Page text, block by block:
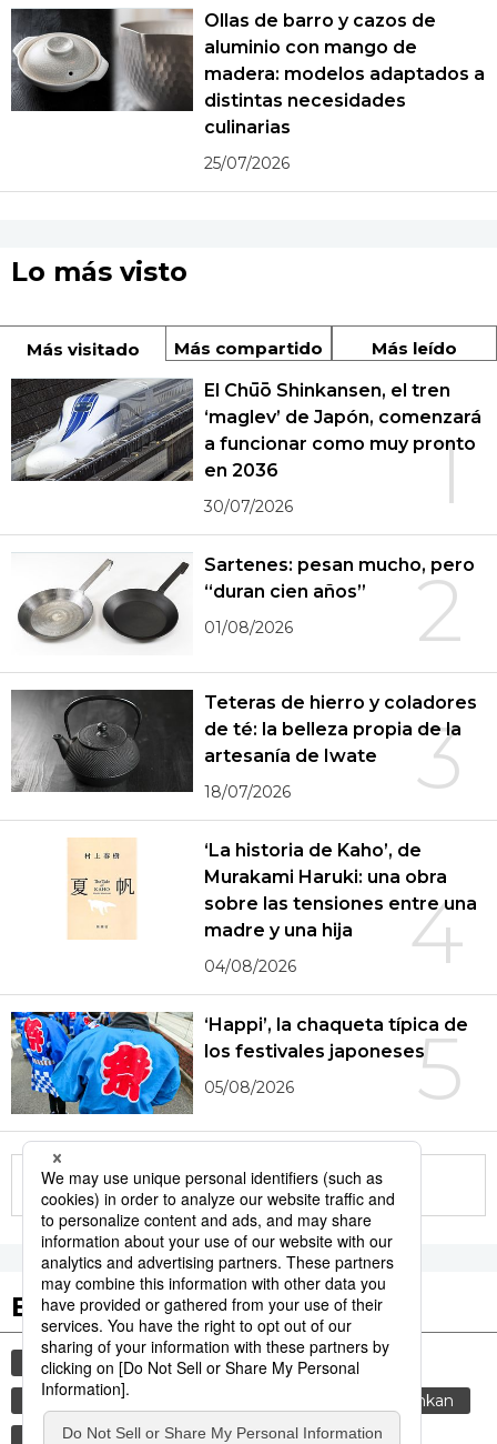
Ollas de barro y cazos de
aluminio con mango de
madera: modelos adaptados a
distintas necesidades
culinarias
25/07/2026
Lo más visto
Más visitado Más compartido Más leído
1
El Chūō Shinkansen, el tren
‘maglev’ de Japón, comenzará
a funcionar como muy pronto
en 2036
30/07/2026
2
Sartenes: pesan mucho, pero
“duran cien años”
01/08/2026
3
Teteras de hierro y coladores
de té: la belleza propia de la
artesanía de Iwate
18/07/2026
4
‘La historia de Kaho’, de
Murakami Haruki: una obra
sobre las tensiones entre una
madre y una hija
04/08/2026
5
‘Happi’, la chaqueta típica de
los festivales japoneses
05/08/2026
More in this series
Etiquetas destacadas
cultura gastronomía vida
cortesía
comida
genkan
gastronomía japonesa
sociedad